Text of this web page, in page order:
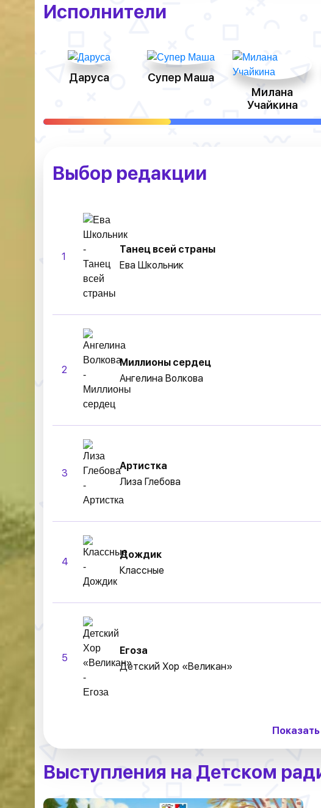
Исполнители
Даруса
Супер Маша
Милана
Учайкина
Выбор редакции
1
Танец всей страны
Ева Школьник
2
Миллионы сердец
Ангелина Волкова
3
Артистка
Лиза Глебова
4
Дождик
Классные
5
Егоза
Детский Хор «Великан»
Выступления на Детском